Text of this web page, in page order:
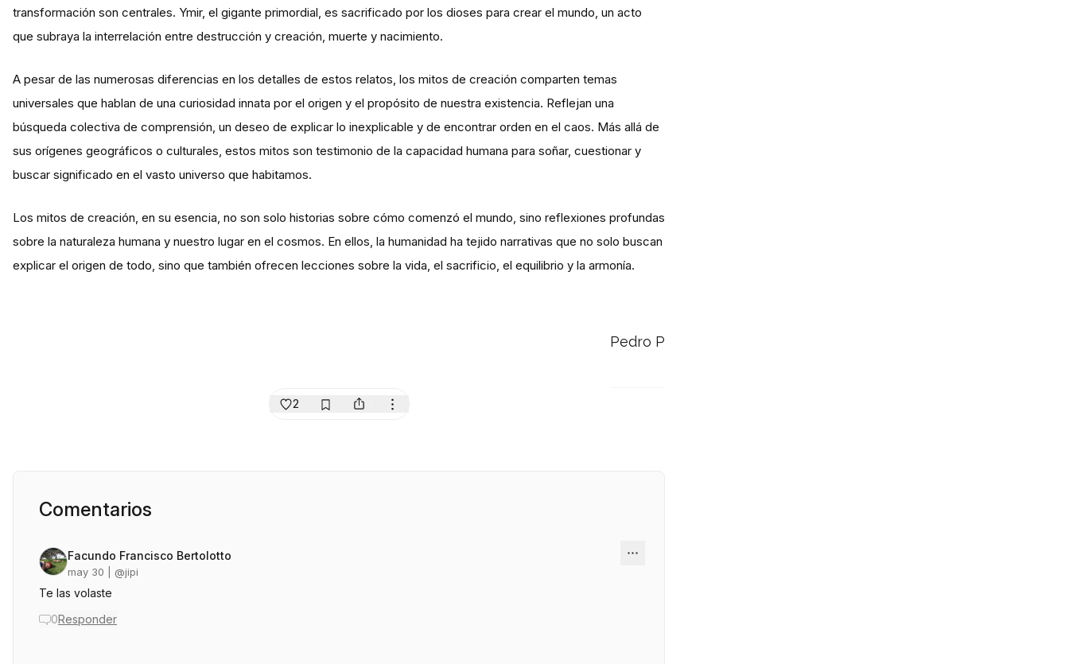
transformación son centrales. Ymir, el gigante primordial, es sacrificado por los dioses para crear el mundo, un acto
que subraya la interrelación entre destrucción y creación, muerte y nacimiento.
A pesar de las numerosas diferencias en los detalles de estos relatos, los mitos de creación comparten temas
universales que hablan de una curiosidad innata por el origen y el propósito de nuestra existencia. Reflejan una
búsqueda colectiva de comprensión, un deseo de explicar lo inexplicable y de encontrar orden en el caos. Más allá de
sus orígenes geográficos o culturales, estos mitos son testimonio de la capacidad humana para soñar, cuestionar y
buscar significado en el vasto universo que habitamos.
Los mitos de creación, en su esencia, no son solo historias sobre cómo comenzó el mundo, sino reflexiones profundas
sobre la naturaleza humana y nuestro lugar en el cosmos. En ellos, la humanidad ha tejido narrativas que no solo buscan
explicar el origen de todo, sino que también ofrecen lecciones sobre la vida, el sacrificio, el equilibrio y la armonía.
Pedro P
2
Comentarios
Facundo Francisco Bertolotto
may 30 | @jipi
Te las volaste
0Responder